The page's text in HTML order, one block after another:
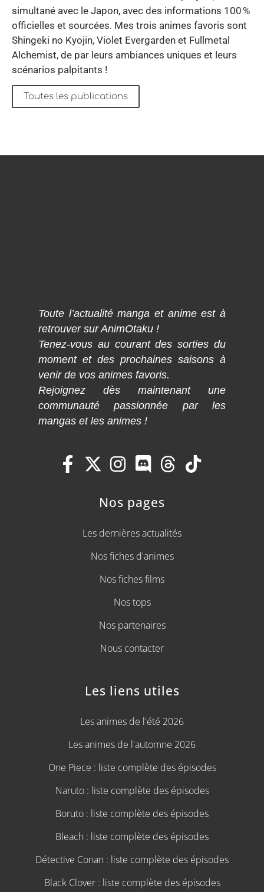
simultané avec le Japon, avec des informations 100 %
officielles et sourcées. Mes trois animes favoris sont
Shingeki no Kyojin, Violet Evergarden et Fullmetal
Alchemist, de par leurs ambiances uniques et leurs
scénarios palpitants !
Toutes les publications
Toute l’actualité manga et anime est à
retrouver sur AnimOtaku !
Tenez-vous au courant des sorties du
moment et des prochaines saisons à
venir de vos animes favoris.
Rejoignez dès maintenant une
communauté passionnée par les
mangas et les animes !
Nos pages
Les dernières actualités
Nos fiches d'animes
Nos fiches films
Nos tops
Nos partenaires
Nous contacter
Les liens utiles
Les animes de l'été 2026
Les animes de l'automne 2026
One Piece : liste complète des épisodes
Naruto : liste complète des épisodes
Boruto : liste complète des épisodes
Bleach : liste complète des épisodes
Détective Conan : liste complète des épisodes
Black Clover : liste complète des épisodes